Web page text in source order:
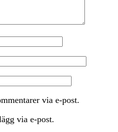
via e-post.
via e-post.